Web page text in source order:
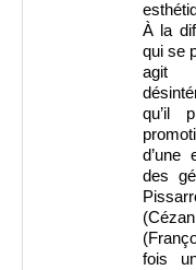
À la
qui se
agit
qu’il
d’une
des
fois